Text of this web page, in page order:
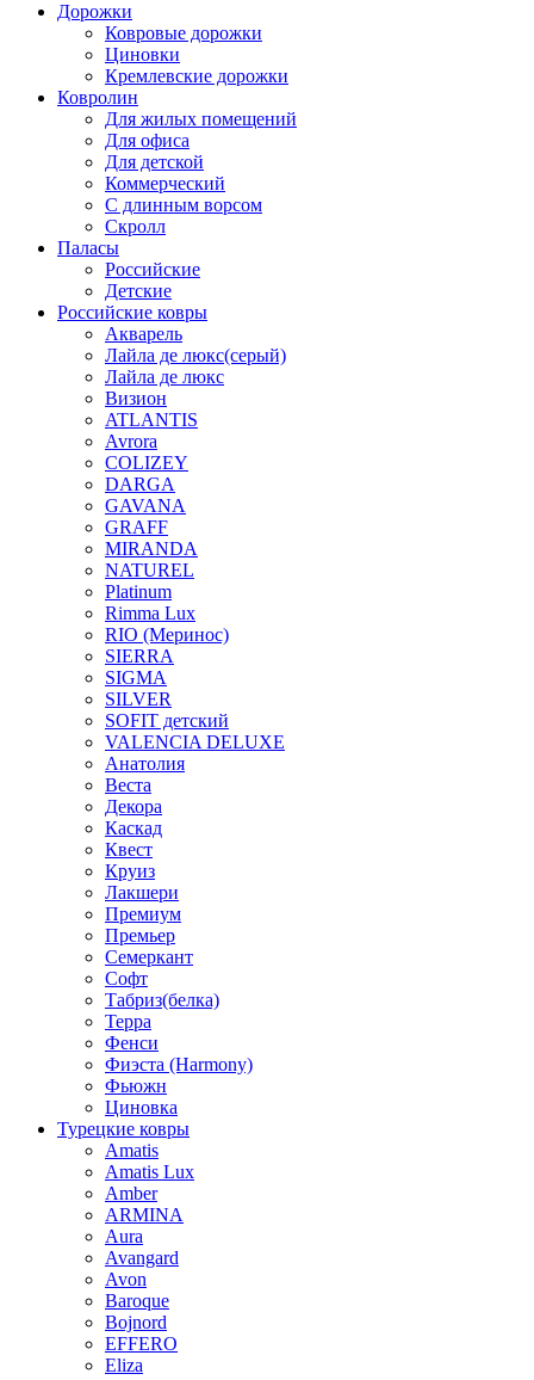
Дорожки
Ковровые дорожки
Циновки
Кремлевские дорожки
Ковролин
Для жилых помещений
Для офиса
Для детской
Коммерческий
С длинным ворсом
Скролл
Паласы
Российские
Детские
Российские ковры
Акварель
Лайла де люкс(серый)
Лайла де люкс
Визион
ATLANTIS
Avrora
COLIZEY
DARGA
GAVANA
GRAFF
MIRANDA
NATUREL
Platinum
Rimma Lux
RIO (Меринос)
SIERRA
SIGMA
SILVER
SOFIT детский
VALENCIA DELUXE
Анатолия
Веста
Декора
Каскад
Квест
Круиз
Лакшери
Премиум
Премьер
Семеркант
Софт
Табриз(белка)
Терра
Фенси
Фиэста (Harmony)
Фьюжн
Циновка
Турецкие ковры
Amatis
Amatis Lux
Amber
ARMINA
Aura
Avangard
Avon
Baroque
Bojnord
EFFERO
Eliza